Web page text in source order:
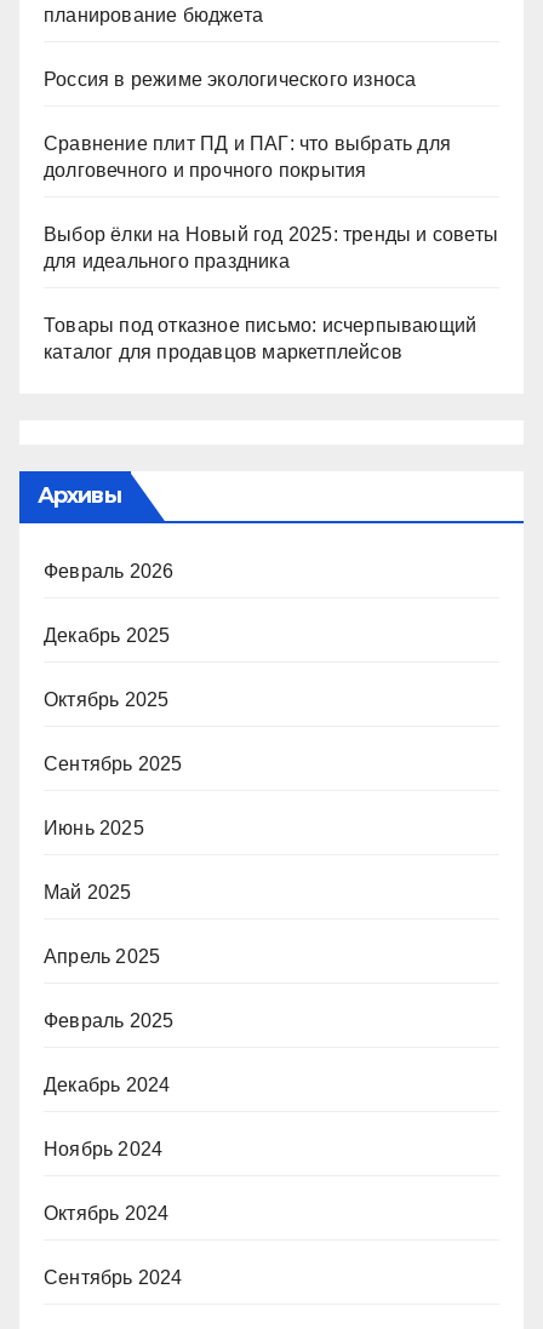
планирование бюджета
Россия в режиме экологического износа
Сравнение плит ПД и ПАГ: что выбрать для
долговечного и прочного покрытия
Выбор ёлки на Новый год 2025: тренды и советы
для идеального праздника
Товары под отказное письмо: исчерпывающий
каталог для продавцов маркетплейсов
Архивы
Февраль 2026
Декабрь 2025
Октябрь 2025
Сентябрь 2025
Июнь 2025
Май 2025
Апрель 2025
Февраль 2025
Декабрь 2024
Ноябрь 2024
Октябрь 2024
Сентябрь 2024